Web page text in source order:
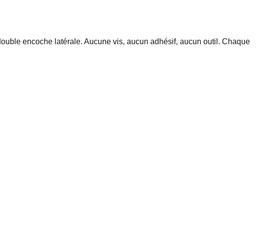
encoche latérale. Aucune vis, aucun adhésif, aucun outil. Chaque